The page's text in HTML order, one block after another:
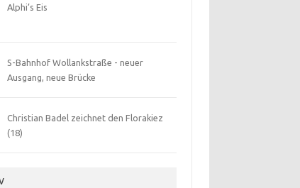
Alphi’s Eis
S-Bahnhof Wollankstraße - neuer
Ausgang, neue Brücke
Christian Badel zeichnet den Florakiez
(18)